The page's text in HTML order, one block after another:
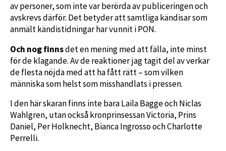
av personer, som inte var berörda av pub­liceringen och
avskrevs därför. Det betyder att samtliga kändisar som
anmält kändistidningar har vunnit i PON.
Och nog finnsdet en mening med att fälla, inte minst
för de klagande. Av de reaktioner jag tagit del av verkar
de flesta nöjda med att ha fått rätt – som vilken
människa som helst som misshandlats i pressen.
I den här skaran finns inte bara Laila Bagge och Niclas
Wahlgren, utan också kronprinsessan Victoria, Prins
Daniel, Per Holknecht, Bianca Ingrosso och Charlotte
Perrelli.